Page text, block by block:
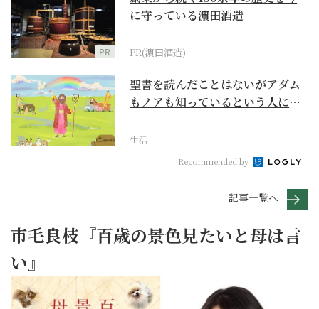
PR
に守っている濵田酒造
PR(濵田酒造)
聖書を読んだことはないがアダム
もノアも知っているという人に
生活
Recommended by
記事一覧へ
市毛良枝『百歳の景色見たいと母は言
い』